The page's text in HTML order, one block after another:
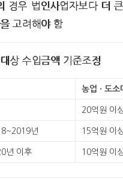
경우 법인사업자보다 더
고려해야 함
상 수입금액 기준조정
농업 · 도소
20억원 이
년 15억원 이
년 이후 10억원 이